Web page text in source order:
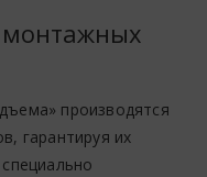
производятся
гарантируя их